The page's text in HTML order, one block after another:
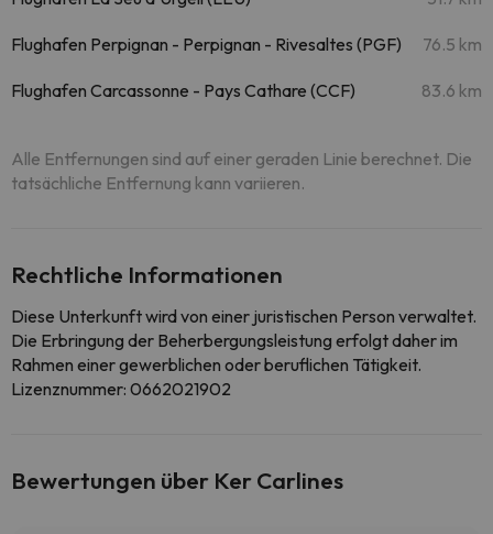
Flughafen Perpignan - Perpignan - Rivesaltes (PGF) 76.5 km
Flughafen Carcassonne - Pays Cathare (CCF) 83.6 km
Alle Entfernungen sind auf einer geraden Linie berechnet. Die
tatsächliche Entfernung kann variieren.
Rechtliche Informationen
Diese Unterkunft wird von einer juristischen Person verwaltet.
Die Erbringung der Beherbergungsleistung erfolgt daher im
Rahmen einer gewerblichen oder beruflichen Tätigkeit.
Lizenznummer: 0662021902
Bewertungen über Ker Carlines